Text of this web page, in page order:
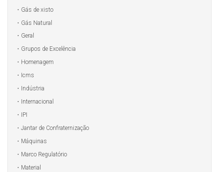
Gás de xisto
Gás Natural
Geral
Grupos de Excelência
Homenagem
Icms
Indústria
Internacional
IPI
Jantar de Confraternização
Máquinas
Marco Regulatório
Material